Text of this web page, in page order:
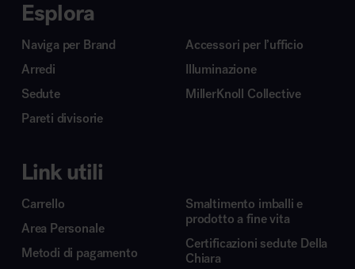
Esplora
Naviga per Brand
Arredi
Sedute
Pareti divisorie
Accessori per l’ufficio
Illuminazione
MillerKnoll Collective
Link utili
Carrello
Area Personale
Metodi di pagamento
Smaltimento imballi e
prodotto a fine vita
Certificazioni sedute Della
Chiara